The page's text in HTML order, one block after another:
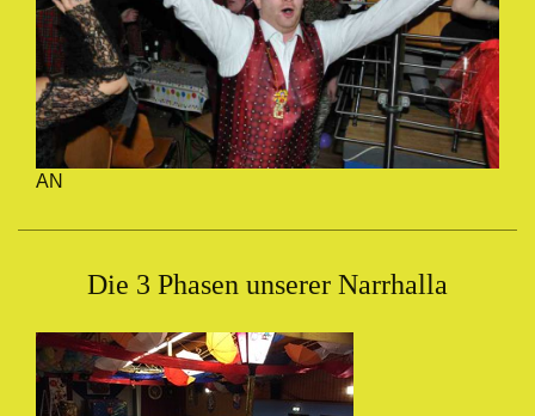
AN
Die 3 Phasen unserer Narrhalla